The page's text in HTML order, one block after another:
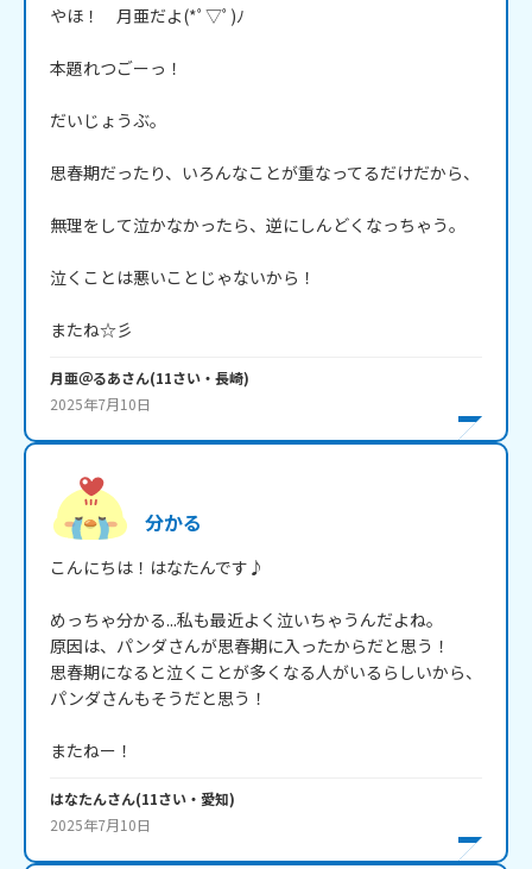
やほ！　月亜だよ(*ﾟ▽ﾟ)ﾉ
本題れつごーっ！
だいじょうぶ｡
思春期だったり、いろんなことが重なってるだけだから、
無理をして泣かなかったら、逆にしんどくなっちゃう｡
泣くことは悪いことじゃないから！
またね☆彡
月亜＠るあさん(11さい・ 長崎)
2025年7月10日
分かる
こんにちは！はなたんです♪
めっちゃ分かる...私も最近よく泣いちゃうんだよね。
原因は、パンダさんが思春期に入ったからだと思う！
思春期になると泣くことが多くなる人がいるらしいから、
パンダさんもそうだと思う！
またねー！
はなたんさん(11さい・ 愛知)
2025年7月10日